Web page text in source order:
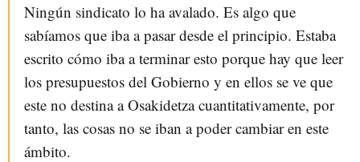
Ningún sindicato lo ha avalado. Es algo que
sabíamos que iba a pasar desde el principio. Estaba
escrito cómo iba a terminar esto porque hay que leer
los presupuestos del Gobierno y en ellos se ve que
este no destina a Osakidetza cuantitativamente, por
tanto, las cosas no se iban a poder cambiar en este
ámbito.